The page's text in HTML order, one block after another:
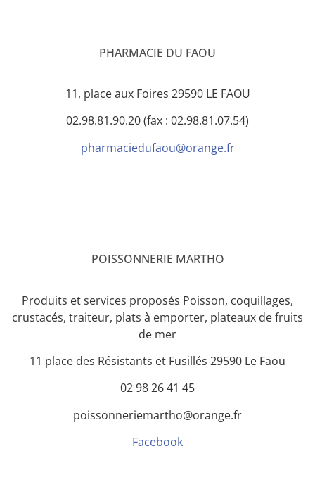
PHARMACIE DU FAOU
11, place aux Foires 29590 LE FAOU
02.98.81.90.20 (fax : 02.98.81.07.54)
pharmaciedufaou@orange.fr
POISSONNERIE MARTHO
Produits et services proposés Poisson, coquillages,
crustacés, traiteur, plats à emporter, plateaux de fruits
de mer
11 place des Résistants et Fusillés 29590 Le Faou
02 98 26 41 45
poissonneriemartho@orange.fr
Facebook